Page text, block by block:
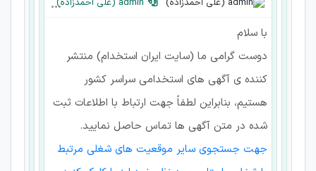
با سلام
دوست گرامی ما (سایت ایران استخدام) منتشر
کننده ی آگهی های استخدامی سراسر کشور
هستیم، بنابراین لطفاً جهت ارتباط با اطلاعات ثبت
شده در متن آگهی ها تماس حاصل نمایید.
جهت جستجوی سایر موقعیت های شغلی مرتبط